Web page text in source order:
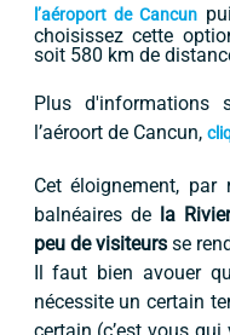
l’aéroport de Cancun
choisissez cette
soit 580 km de
Plus d'informations
l’aéroort de Cancun,
Cet éloignement,
balnéaires de la
peu de visiteursse
Il faut bien avouer
nécessite un certain